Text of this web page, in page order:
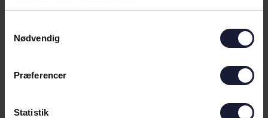
Nødvendig
Præferencer
Statistik